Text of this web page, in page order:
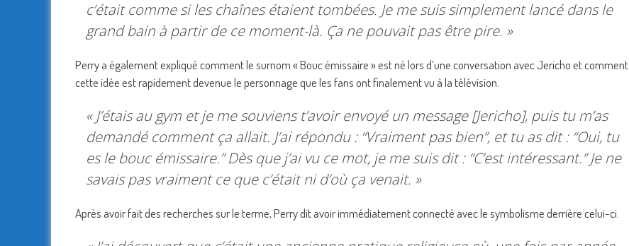
c’était comme si les chaînes étaient tombées. Je me suis simplement lancé dans le
grand bain à partir de ce moment-là. Ça ne pouvait pas être pire. »
Perry a également expliqué comment le surnom « Bouc émissaire » est né lors d’une conversation avec Jericho et comment
cette idée est rapidement devenue le personnage que les fans ont finalement vu à la télévision.
« J’étais au gym et je me souviens t’avoir envoyé un message [Jericho], puis tu m’as
demandé comment ça allait. J’ai répondu : “Vraiment pas bien”, et tu as dit : “Oui, tu
es le bouc émissaire.” Dès que j’ai vu ce mot, je me suis dit : “C’est intéressant.” Je ne
savais pas vraiment ce que c’était ni d’où ça venait. »
Après avoir fait des recherches sur le terme, Perry dit avoir immédiatement connecté avec le symbolisme derrière celui-ci.